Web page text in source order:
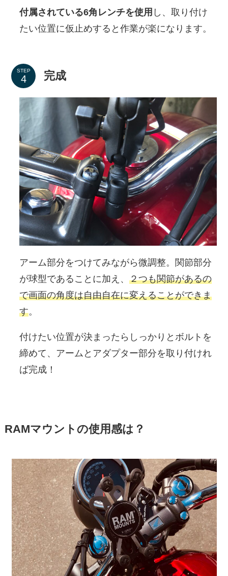
付属されている6角レンチを使用 し、取り付け
たい位置に仮止めすると作業が楽になります。
STEP 完成
アーム部分をつけてみながら微調整。関節部分
が球型であることに加え、２つも関節があるの
で画面の角度は自由自在に変えることができま
す。
付けたい位置が決まったらしっかりとボルトを
締めて、アームとアダプター部分を取り付けれ
ば完成！
RAMマウントの使用感は？